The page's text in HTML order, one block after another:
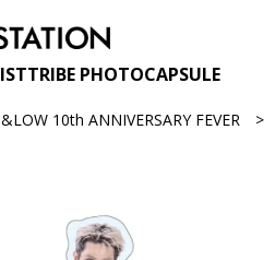
TRIBE PHOTOCAPSULE
10th ANNIVERSARY FEVER